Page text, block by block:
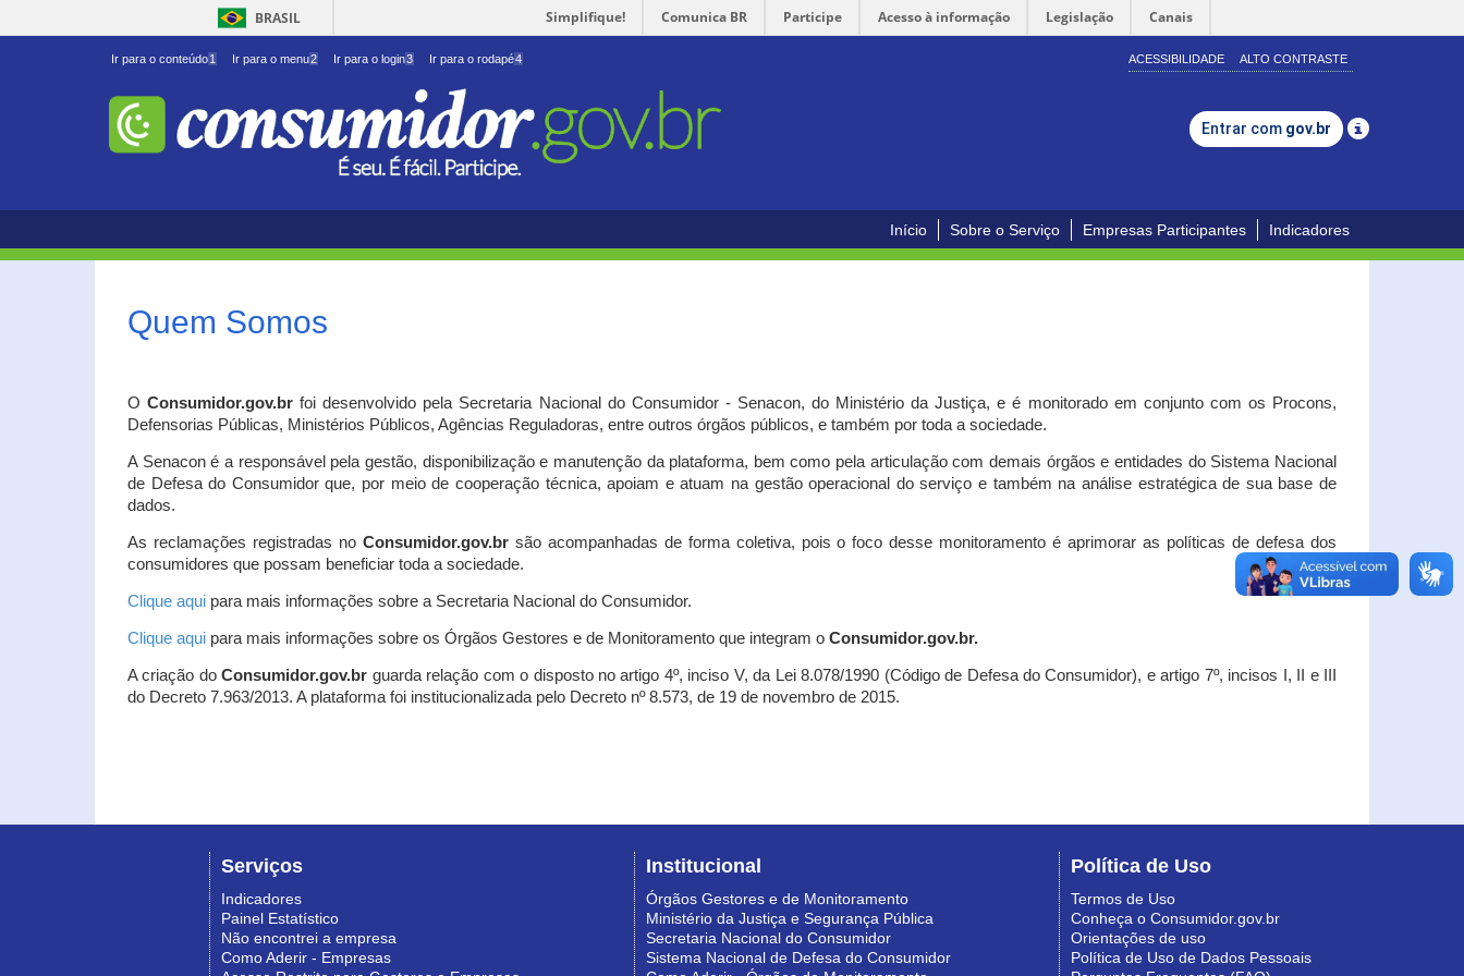
BRASIL Simplifique! Comunica BR Participe Acesso à informação Legislação Canais
Ir para o conteúdo1 Ir para o menu2 Ir para o login3 Ir para o rodapé4 ACESSIBILIDADE ALTO CONTRASTE
Entrar com gov.br
Início Sobre o Serviço Empresas Participantes Indicadores
Quem Somos
OConsumidor.gov.br foi desenvolvido pela Secretaria Nacional do Consumidor - Senacon, do Ministério da Justiça, e é monitorado em conjunto com os Procons,
Defensorias Públicas, Ministérios Públicos, Agências Reguladoras, entre outros órgãos públicos, e também por toda a sociedade.
A Senacon é a responsável pela gestão, disponibilização e manutenção da plataforma, bem como pela articulação com demais órgãos e entidades do Sistema Nacional
de Defesa do Consumidor que, por meio de cooperação técnica, apoiam e atuam na gestão operacional do serviço e também na análise estratégica de sua base de
dados.
As reclamações registradas no Consumidor.gov.brsão acompanhadas de forma coletiva, pois o foco desse monitoramento é aprimorar as políticas de defesa dos
consumidores que possam beneficiar toda a sociedade.
Clique aqui para mais informações sobre a Secretaria Nacional do Consumidor.
Clique aqui para mais informações sobre os Órgãos Gestores e de Monitoramento que integram o Consumidor.gov.br.
A criação doConsumidor.gov.br guarda relação com o disposto no artigo 4º, inciso V, da Lei 8.078/1990 (Código de Defesa do Consumidor), e artigo 7º, incisos I, II e III
do Decreto 7.963/2013. A plataforma foi institucionalizada pelo Decreto nº 8.573, de 19 de novembro de 2015.
Serviços
Indicadores
Painel Estatístico
Não encontrei a empresa
Como Aderir - Empresas
Institucional
Órgãos Gestores e de Monitoramento
Ministério da Justiça e Segurança Pública
Secretaria Nacional do Consumidor
Sistema Nacional de Defesa do Consumidor
Política de Uso
Termos de Uso
Conheça o Consumidor.gov.br
Orientações de uso
Política de Uso de Dados Pessoais